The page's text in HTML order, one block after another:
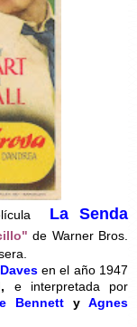
La Senda
de Warner Bros.
en el año 1947
e interpretada por
Bennett yAgnes